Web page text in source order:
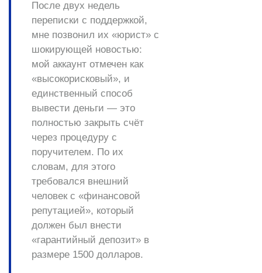
После двух недель
переписки с поддержкой,
мне позвонил их «юрист» с
шокирующей новостью:
мой аккаунт отмечен как
«высокорисковый», и
единственный способ
вывести деньги — это
полностью закрыть счёт
через процедуру с
поручителем. По их
словам, для этого
требовался внешний
человек с «финансовой
репутацией», который
должен был внести
«гарантийный депозит» в
размере 1500 долларов.